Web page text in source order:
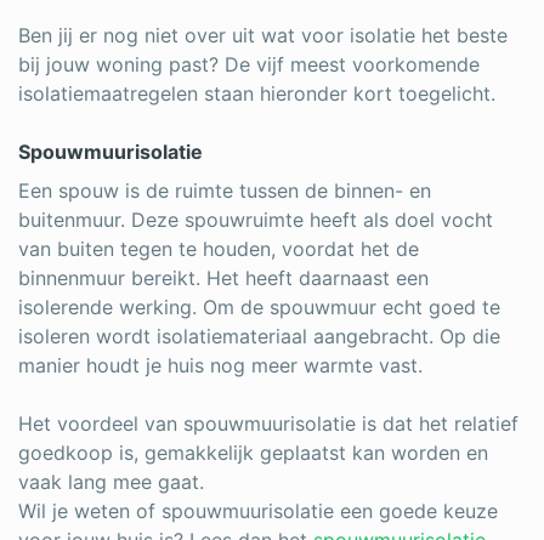
Ben jij er nog niet over uit wat voor isolatie het beste
bij jouw woning past? De vijf meest voorkomende
isolatiemaatregelen staan hieronder kort toegelicht.
Spouwmuurisolatie
Een spouw is de ruimte tussen de binnen- en
buitenmuur. Deze spouwruimte heeft als doel vocht
van buiten tegen te houden, voordat het de
binnenmuur bereikt. Het heeft daarnaast een
isolerende werking. Om de spouwmuur echt goed te
isoleren wordt isolatiemateriaal aangebracht. Op die
manier houdt je huis nog meer warmte vast.
Het voordeel van spouwmuurisolatie is dat het relatief
goedkoop is, gemakkelijk geplaatst kan worden en
vaak lang mee gaat.
Wil je weten of spouwmuurisolatie een goede keuze